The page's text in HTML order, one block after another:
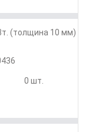
(толщина 10 мм)
0 шт.